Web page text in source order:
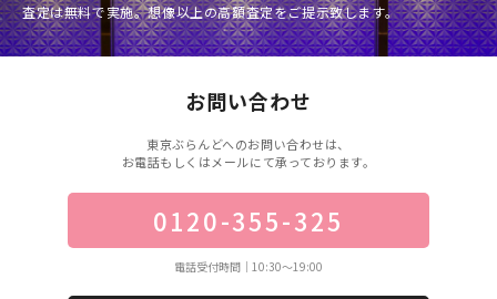
査定は無料で実施。想像以上の高額査定をご提示致します。
お問い合わせ
東京ぶらんどへのお問い合わせは、
お電話もしくはメールにて承っております。
0120-355-325
電話受付時間｜10:30〜19:00